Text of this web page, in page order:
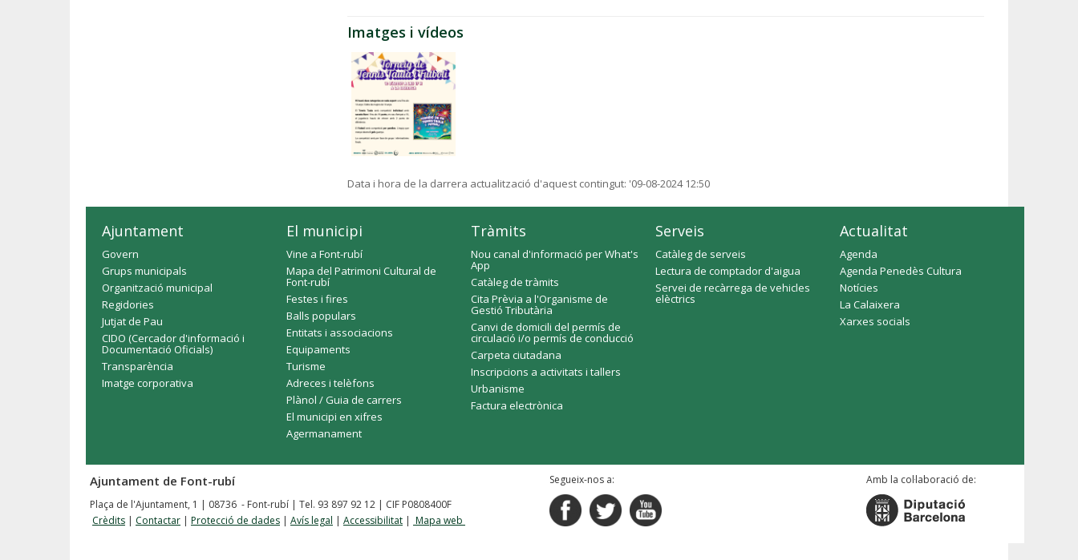
Imatges i vídeos
Data i hora de la darrera actualització d'aquest contingut: '09-08-2024 12:50
Ajuntament
Govern
Grups municipals
Organització municipal
Regidories
Jutjat de Pau
CIDO (Cercador d'informació i
Documentació Oficials)
Transparència
Imatge corporativa
El municipi
Vine a Font-rubí
Mapa del Patrimoni Cultural de
Font-rubí
Festes i fires
Balls populars
Entitats i associacions
Equipaments
Turisme
Adreces i telèfons
Plànol / Guia de carrers
El municipi en xifres
Agermanament
Tràmits
Nou canal d'informació per What's
App
Catàleg de tràmits
Cita Prèvia a l'Organisme de
Gestió Tributària
Canvi de domicili del permís de
circulació i/o permís de conducció
Carpeta ciutadana
Inscripcions a activitats i tallers
Urbanisme
Factura electrònica
Serveis
Catàleg de serveis
Lectura de comptador d'aigua
Servei de recàrrega de vehicles
elèctrics
Actualitat
Agenda
Agenda Penedès Cultura
Notícies
La Calaixera
Xarxes socials
Ajuntament de Font-rubí
Plaça de l'Ajuntament, 1 | 08736 - Font-rubí | Tel. 93 897 92 12 | CIF P0808400F
Crèdits | Contactar | Protecció de dades | Avís legal | Accessibilitat | Mapa web
Segueix-nos a: Amb la col·laboració de: